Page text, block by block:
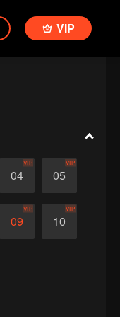
VIP
04
VIP
05
VIP
09
VIP
10
VIP